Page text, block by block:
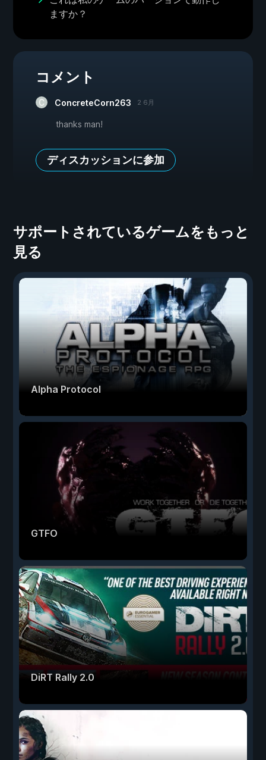
ますか？
コメント
ConcreteCorn263 2 6月
thanks man!
ディスカッションに参加
サポートされているゲームをもっと
見る
Alpha Protocol
GTFO
DiRT Rally 2.0